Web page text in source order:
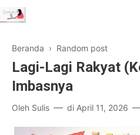
Beranda › Random post
Lagi-Lagi Rakyat
Imbasnya
Oleh Sulis di April 11, 2026